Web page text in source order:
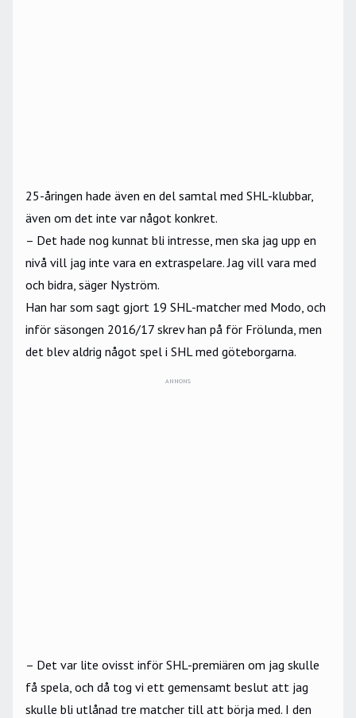
25-åringen hade även en del samtal med SHL-klubbar,
även om det inte var något konkret.
– Det hade nog kunnat bli intresse, men ska jag upp en
nivå vill jag inte vara en extraspelare. Jag vill vara med
och bidra, säger Nyström.
Han har som sagt gjort 19 SHL-matcher med Modo, och
inför säsongen 2016/17 skrev han på för Frölunda, men
det blev aldrig något spel i SHL med göteborgarna.
ANNONS
– Det var lite ovisst inför SHL-premiären om jag skulle
få spela, och då tog vi ett gemensamt beslut att jag
skulle bli utlånad tre matcher till att börja med. I den